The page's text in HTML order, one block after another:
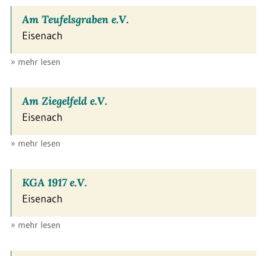
Am Teufelsgraben e.V.
Eisenach
» mehr lesen
Am Ziegelfeld e.V.
Eisenach
» mehr lesen
KGA 1917 e.V.
Eisenach
» mehr lesen